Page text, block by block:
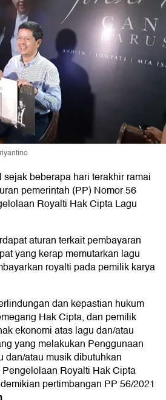
sejak beberapa hari terakhir ramai
pemerintah (PP) Nomor 56
Royalti Hak Cipta Lagu
aturan terkait pembayaran
yang kerap memutarkan lagu
royalti pada pemilik karya
dan kepastian hukum
Hak Cipta, dan pemilik
ekonomi atas lagu dan/atau
yang melakukan Penggunaan
dan/atau musik dibutuhkan
Royalti Hak Cipta
pertimbangan PP 56/2021